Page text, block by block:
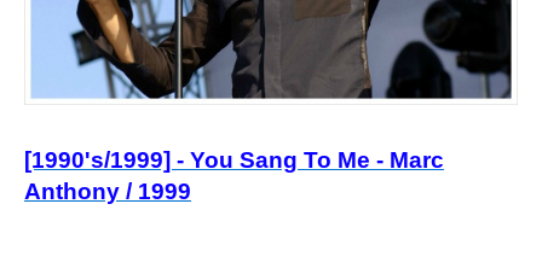
[1990's/1999] - You Sang To Me - Marc
Anthony / 1999